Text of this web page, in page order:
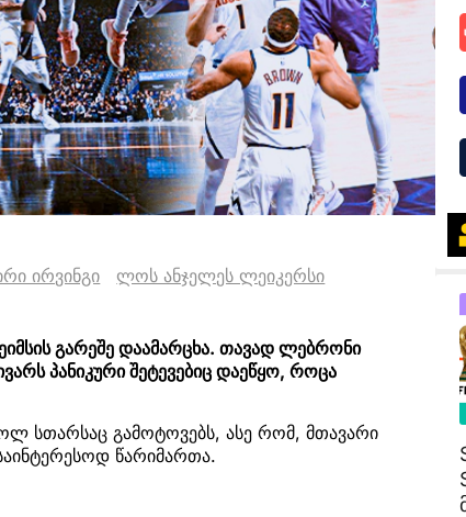
ირვინგი ლოს ანჯელეს ლეიკერსი
გარეშე დაამარცხა. თავად ლებრონი
პანიკური შეტევებიც დაეწყო, როცა
სთარსაც გამოტოვებს, ასე რომ, მთავარი
წარიმართა.